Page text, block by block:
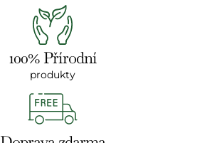
100% Přírodní
produkty